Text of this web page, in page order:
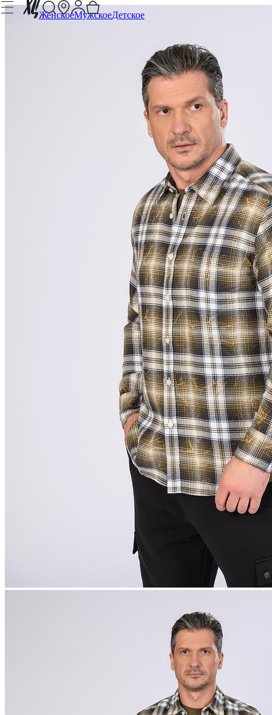
ЖенскоеМужскоеДетское